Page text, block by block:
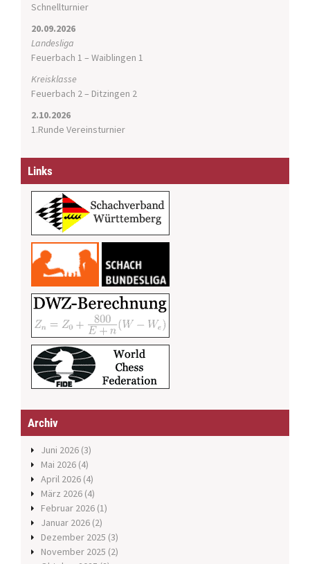
Schnellturnier
20.09.2026
Landesliga
Feuerbach 1 – Waiblingen 1
Kreisklasse
Feuerbach 2 – Ditzingen 2
2.10.2026
1.Runde Vereinsturnier
Links
Archiv
Juni 2026 (3)
Mai 2026 (4)
April 2026 (4)
März 2026 (4)
Februar 2026 (1)
Januar 2026 (2)
Dezember 2025 (3)
November 2025 (2)